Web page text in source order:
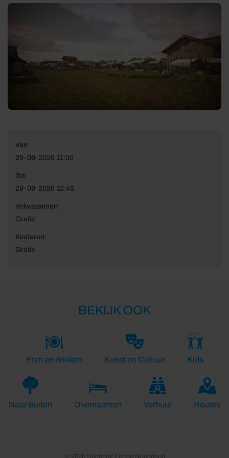
Van:
29-08-2026 11:00
Tot:
29-08-2026 12:45
Volwassenen:
Gratis
Kinderen:
Gratis
BEKIJK OOK
Eten en drinken Kunst en Cultuur Kids
Naar Buiten Overnachten Verhuur Routes
© 2026 Stichting Forten Nederland